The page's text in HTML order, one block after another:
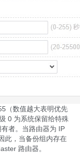
（数值越大表明优先
0 为系统保留给特殊
者。当路由器为 IP
此，当备份组内存在
路由器。